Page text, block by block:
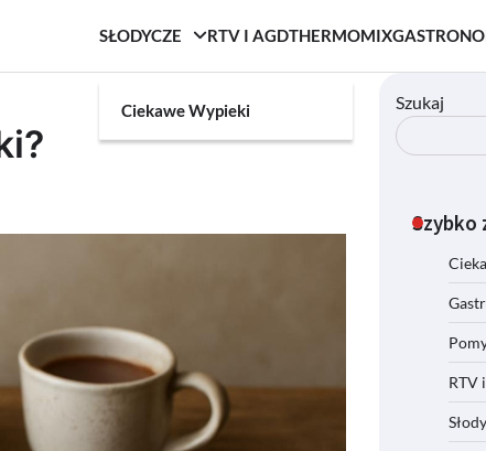
SŁODYCZE
Ciekawe Wypieki
RTV I AGDTHERMOMIX
Szukaj
Szybko
RTV